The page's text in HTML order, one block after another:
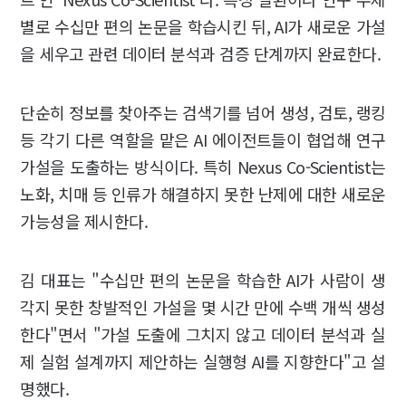
별로 수십만 편의 논문을 학습시킨 뒤, AI가 새로운 가설
을 세우고 관련 데이터 분석과 검증 단계까지 완료한다.
단순히 정보를 찾아주는 검색기를 넘어 생성, 검토, 랭킹
등 각기 다른 역할을 맡은 AI 에이전트들이 협업해 연구
가설을 도출하는 방식이다. 특히 Nexus Co-Scientist는
노화, 치매 등 인류가 해결하지 못한 난제에 대한 새로운
가능성을 제시한다.
김 대표는 "수십만 편의 논문을 학습한 AI가 사람이 생
각지 못한 창발적인 가설을 몇 시간 만에 수백 개씩 생성
한다"면서 "가설 도출에 그치지 않고 데이터 분석과 실
제 실험 설계까지 제안하는 실행형 AI를 지향한다"고 설
명했다.